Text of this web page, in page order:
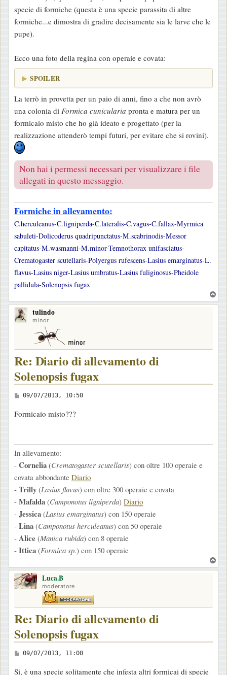
specie di formiche (questa è una specie parassita di altre
formiche...e dimostra di gradire decisamente sia le larve che le
pupe).
Ecco una foto della regina con operaie e covata:
SPOILER
La terrò in provetta per un paio di anni, fino a che non avrò
una colonia di Formica cunicularia pronta e matura per un
formicaio misto che ho già ideato e progettato (per la
realizzazione attenderò tempi futuri, per evitare che si rovini).
Non hai i permessi necessari per visualizzare i file
allegati in questo messaggio.
Formiche in allevamento:
C.herculeanus-C.ligniperda-C.lateralis-C.vagus-C.fallax-Myrmica
sabuleti-Dolicoderus quadripunctatus-M.scabrinodis-Messor
capitatus-M.wasmanni-M.minor-Temnothorax unifasciatus-
Crematogaster scutellaris-Polyergus rufescens-Lasius emarginatus-L.
flavus-Lasius niger-Lasius umbratus-Lasius fuliginosus-Pheidole
pallidula-Solenopsis fugax
o
tulindo
minor
Re: Diario di allevamento di
Solenopsis fugax
M
s
a
g
g
i
o
09/07/2013, 10:50
Formicaio misto???
In allevamento:
- Cornelia (Crematogaster scutellaris) con oltre 100 operaie e
covata abbondante Diario
- Trilly (Lasius flavus) con oltre 300 operaie e covata
- Mafalda (Camponotus ligniperda) Diario
- Jessica (Lasius emarginatus) con 150 operaie
- Lina (Camponotus herculeanus) con 50 operaie
- Alice (Manica rubida) con 8 operaie
- Ittica (Formica sp.) con 150 operaie
o
Luca.B
moderatore
Re: Diario di allevamento di
Solenopsis fugax
M
09/07/2013, 11:00
Si, è una specie solitamente che infesta altri formicai di specie